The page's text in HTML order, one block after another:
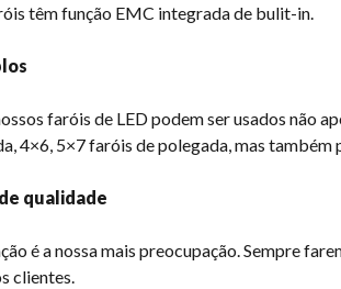
têm função EMC integrada de bulit-in.
faróis de LED podem ser usados ​​não
4×6, 5×7 faróis de polegada, mas
qualidade
é a nossa mais preocupação. Sempre
clientes.